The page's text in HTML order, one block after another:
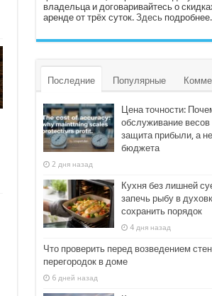
владельца и договаривайтесь о
аренде от трёх суток. Здесьподробнее.
Последние Популярные
Цена точности:
обслуживание
защита прибыли, а
бюджета
2 дня назад
Кухня без лишней
запечь рыбу в
сохранить порядок
4 дня назад
Что проверить перед возведением
перегородок в доме
6 дней назад